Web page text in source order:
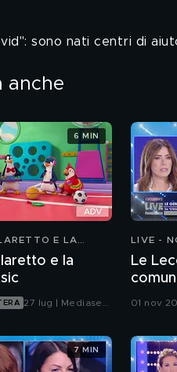
sono nati centri di
anche
E LA
e la
27 lug | Mediaset
6 MIN
LIVE -
Le
01 nov
7 MIN